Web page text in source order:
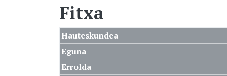
Fitxa
Hauteskundea
Eguna
Errolda